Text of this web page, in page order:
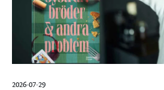
2026-07-29